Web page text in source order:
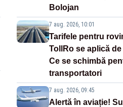
Bolojan
7 aug. 2026, 10:01
Tarifele pentru
TollRo se aplică
Ce se schimbă
transportatori
7 aug. 2026, 09:45
Alertă în aviație!